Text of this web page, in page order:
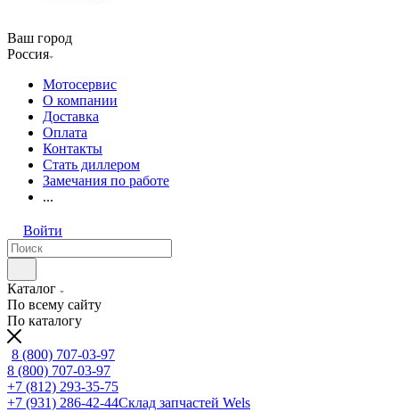
Ваш город
Россия
Мотосервис
О компании
Доставка
Оплата
Контакты
Стать диллером
Замечания по работе
...
Войти
Каталог
По всему сайту
По каталогу
8 (800) 707-03-97
8 (800) 707-03-97
+7 (812) 293-35-75
+7 (931) 286-42-44Склад запчастей Wels